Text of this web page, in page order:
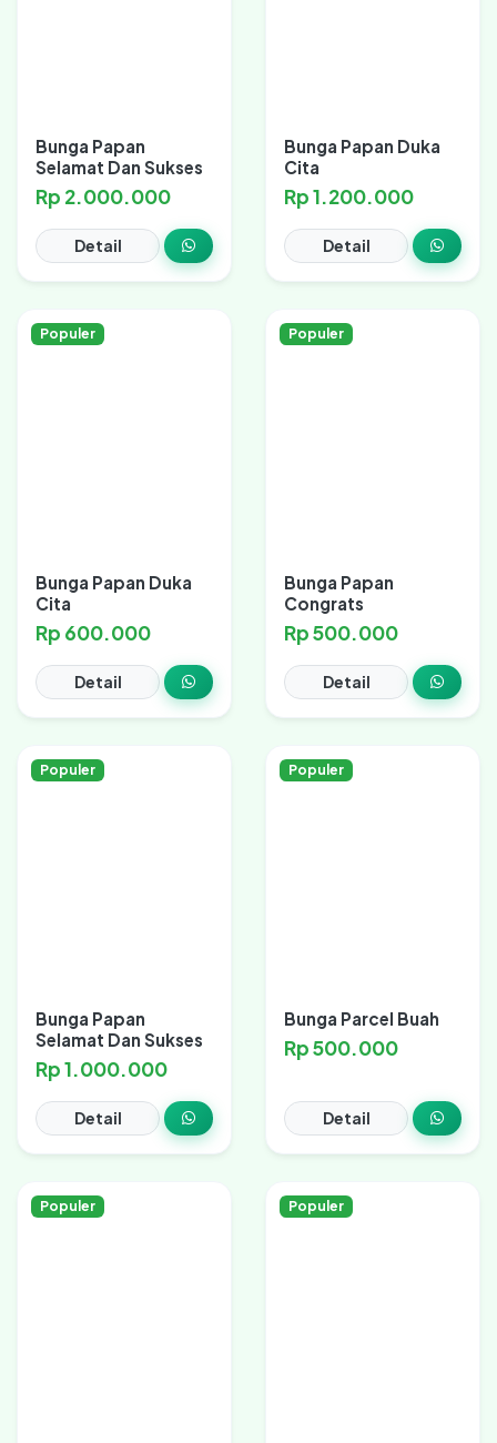
Bunga Papan
Selamat Dan Sukses
Rp 2.000.000
Detail
Bunga Papan Duka
Cita
Rp 1.200.000
Detail
Populer
Bunga Papan Duka
Cita
Rp 600.000
Detail
Populer
Bunga Papan
Congrats
Rp 500.000
Detail
Populer
Bunga Papan
Selamat Dan Sukses
Rp 1.000.000
Detail
Populer
Bunga Parcel Buah
Rp 500.000
Detail
Populer Populer